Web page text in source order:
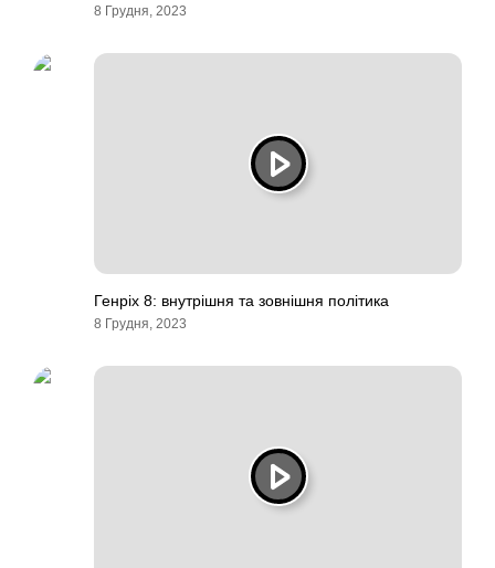
8 Грудня, 2023
Генріх 8: внутрішня та зовнішня політика
8 Грудня, 2023